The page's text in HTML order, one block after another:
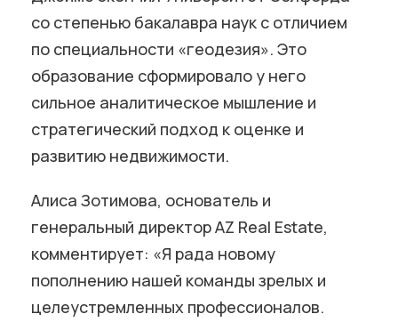
со степенью бакалавра наук с отличием
по специальности «геодезия». Это
образование сформировало у него
сильное аналитическое мышление и
стратегический подход к оценке и
развитию недвижимости.
Алиса Зотимова, основатель и
генеральный директор AZ Real Estate,
комментирует: «Я рада новому
пополнению нашей команды зрелых и
целеустремленных профессионалов.